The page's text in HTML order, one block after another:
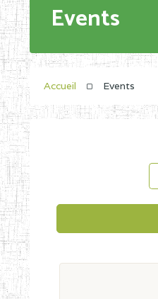
Events
Accueil Events